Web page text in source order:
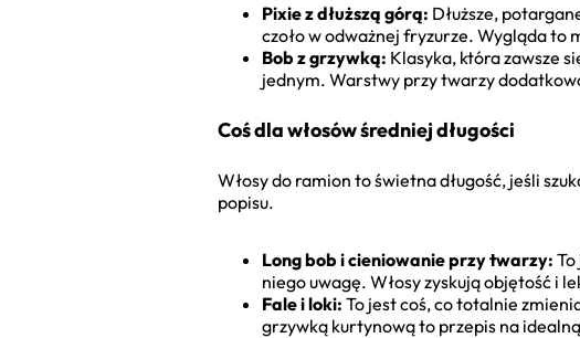
Pixie z dłuższą górą: Dłuższe,
czoło w odważnej fryzurze. Wygląda to
Bob z grzywką: Klasyka, która zawsze
jednym. Warstwy przy twarzy
Coś dla włosów średniej długości
Włosy do ramion to świetna długość, jeśli
popisu.
Long bob i cieniowanie przy twarzy:
niego uwagę. Włosy zyskują objętość i
Fale i loki: To jest coś, co totalnie
grzywką kurtynową to przepis na